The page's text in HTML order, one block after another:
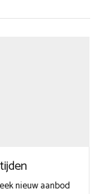
nieuw aanbod